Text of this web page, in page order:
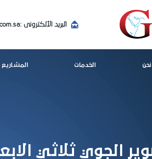
البريد الألكترونى :
الخدمات المشاريع
الجوي ثلاثي